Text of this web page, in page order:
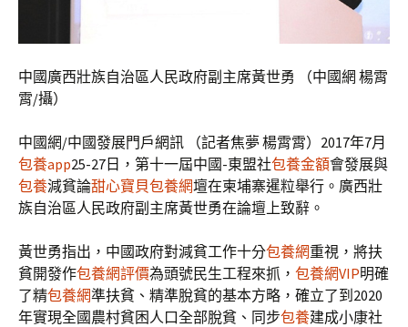
中國廣西壯族自治區人民政府副主席黃世勇 （中國網 楊霄
霄/攝）
中國網/中國發展門戶網訊 （記者焦夢 楊霄霄）2017年7月
包養app25-27日，第十一屆中國-東盟社包養金額會發展與
包養減貧論甜心寶貝包養網壇在柬埔寨暹粒舉行。廣西壯
族自治區人民政府副主席黃世勇在論壇上致辭。
黃世勇指出，中國政府對減貧工作十分包養網重視，將扶
貧開發作包養網評價為頭號民生工程來抓， 包養網VIP明確
了精包養網準扶貧、精準脫貧的基本方略，確立了到2020
年實現全國農村貧困人口全部脫貧、同步包養建成小康社